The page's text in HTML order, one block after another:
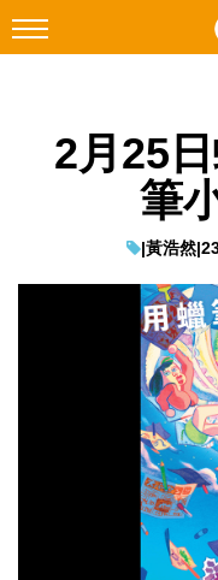
Facebook
遊戲動漫
生成式AI與雲端應用
Enterprise Digital
2月25
筆
|黃浩然|